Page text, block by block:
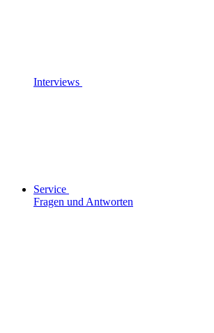
Interviews
Service
Fragen und Antworten